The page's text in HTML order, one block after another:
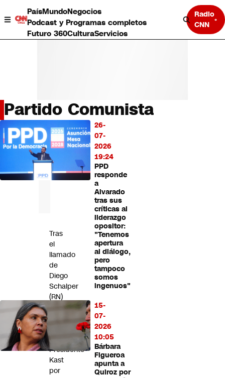
PaísMundoNegocios
Podcast y Programas completos
Futuro 360CulturaServicios
Radio
CNN
País
Mundo
Negocios
Deportes
Programas completos
Cultura
Partido Comunista
26-
07-
2026
19:24
PPD
responde
a
Alvarado
tras sus
críticas al
liderazgo
opositor:
"Tenemos
apertura
al diálogo,
pero
tampoco
somos
ingenuos"
15-
07-
2026
10:05
Bárbara
Figueroa
apunta a
Quiroz por
LO
MÁS
LEÍDO
Tras
el
llamado
de
Diego
Schalper
(RN)
"no
al
Presidente
Kast
por